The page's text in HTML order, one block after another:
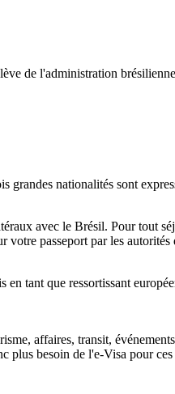
de l'administration
nationalités sont
avec le Brésil. Pour tout
votre passeport par les
tant que ressortissant
affaires, transit,
plus besoin de l'e-Visa pour